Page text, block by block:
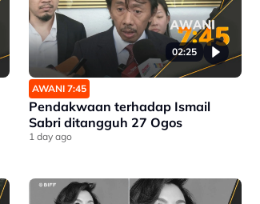
02:25
AWANI 7:45
Pendakwaan terhadap Ismail
Sabri ditangguh 27 Ogos
1 day ago